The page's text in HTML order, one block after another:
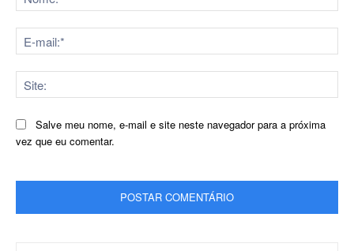
Salve meu nome, e-mail e site neste navegador para a próxima
vez que eu comentar.